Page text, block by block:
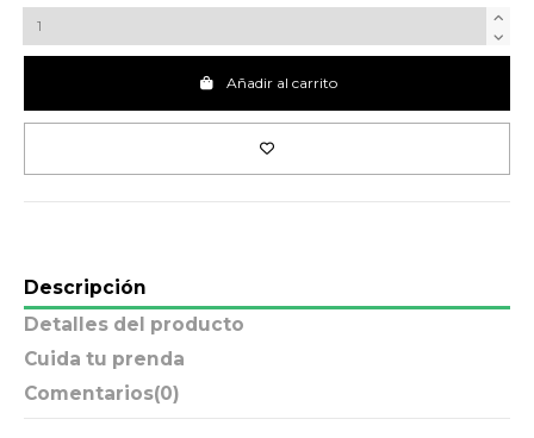
Añadir al carrito
Descripción
Detalles del producto
Cuida tu prenda
Comentarios(0)